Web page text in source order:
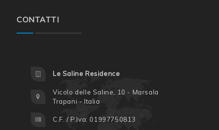
CONTATTI
Le Saline Residence
Vicolo delle Saline, 10 - Marsala
Trapani - Italia
C.F. / P.Iva: 01997750813